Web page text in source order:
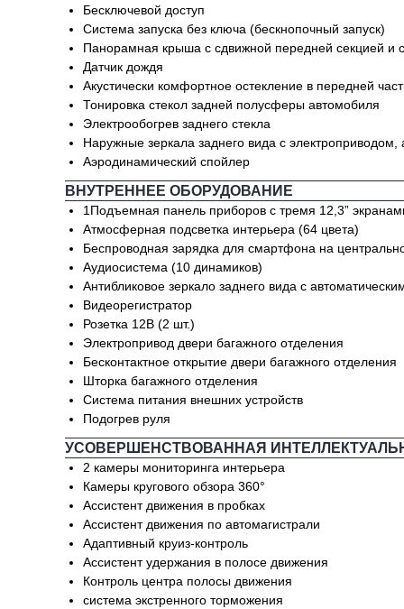
Бесключевой доступ
Система запуска без ключа (бескнопочный запуск)
Панорамная крыша с сдвижной передней секцией и
Датчик дождя
Акустически комфортное остекление в передней
Тонировка стекол задней полусферы автомобиля
Электрообогрев заднего стекла
Наружные зеркала заднего вида с
Аэродинамический спойлер
ВНУТРЕННЕЕ ОБОРУДОВАНИЕ
1Подъемная панель приборов с тремя 12,3”
Атмосферная подсветка интерьера (64 цвета)
Беспроводная зарядка для смартфона на
Аудиосистема (10 динамиков)
Антибликовое зеркало заднего вида с
Видеорегистратор
Розетка 12В (2 шт.)
Электропривод двери багажного отделения
Бесконтактное открытие двери багажного отделения
Шторка багажного отделения
Система питания внешних устройств
Подогрев руля
УСОВЕРШЕНСТВОВАННАЯ
2 камеры мониторинга интерьера
Камеры кругового обзора 360°
Ассистент движения в пробках
Ассистент движения по автомагистрали
Адаптивный круиз-контроль
Ассистент удержания в полосе движения
Контроль центра полосы движения
система экстренного торможения